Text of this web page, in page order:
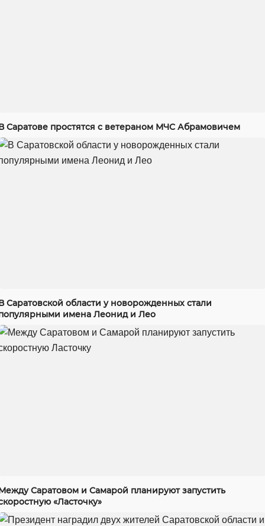
Саратове простятся с ветераном МЧС Абрамовичем
Саратовской области у новорожденных стали
имена Леонид и Лео
Саратовом и Самарой планируют запустить
«Ласточку»